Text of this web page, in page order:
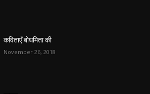
कविताएँ बोधमिता की
November 26, 2018